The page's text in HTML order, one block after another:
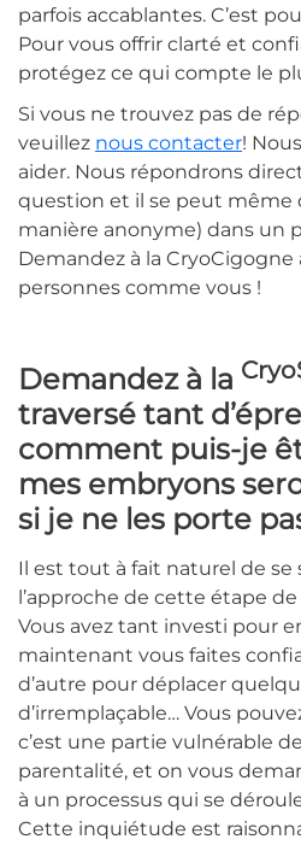
parfois accablantes. C’est
Pour vous offrir clarté et
protégez ce qui compte le
Si vous ne trouvez pas de
veuillez nous contacter!
aider. Nous répondrons
question et il se peut même
manière anonyme) dans un
Demandez à la CryoCigogne
personnes comme vous !
Demandez à la
traversé tant
comment puis-je
mes embryons
si je ne les porte
Il est tout à fait naturel de se
l’approche de cette étape
Vous avez tant investi pour
maintenant vous faites
d’autre pour déplacer
d’irremplaçable… Vous
c’est une partie vulnérable
parentalité, et on vous
à un processus qui se
Cette inquiétude est